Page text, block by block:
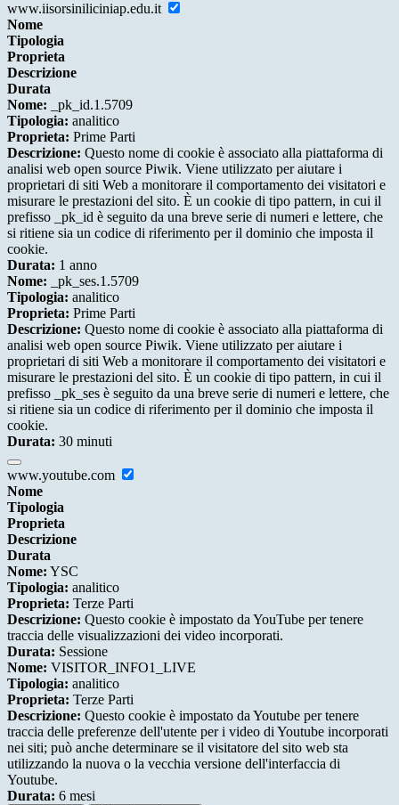
www.iisorsiniliciniap.edu.it
Nome
Tipologia
Proprieta
Descrizione
Durata
Nome: _pk_id.1.5709
Tipologia: analitico
Proprieta: Prime Parti
Descrizione: Questo nome di cookie è associato alla piattaforma di
analisi web open source Piwik. Viene utilizzato per aiutare i
proprietari di siti Web a monitorare il comportamento dei visitatori e
misurare le prestazioni del sito. È un cookie di tipo pattern, in cui il
prefisso _pk_id è seguito da una breve serie di numeri e lettere, che
si ritiene sia un codice di riferimento per il dominio che imposta il
cookie.
Durata: 1 anno
Nome: _pk_ses.1.5709
Tipologia: analitico
Proprieta: Prime Parti
Descrizione: Questo nome di cookie è associato alla piattaforma di
analisi web open source Piwik. Viene utilizzato per aiutare i
proprietari di siti Web a monitorare il comportamento dei visitatori e
misurare le prestazioni del sito. È un cookie di tipo pattern, in cui il
prefisso _pk_ses è seguito da una breve serie di numeri e lettere, che
si ritiene sia un codice di riferimento per il dominio che imposta il
cookie.
Durata: 30 minuti
www.youtube.com
Nome
Tipologia
Proprieta
Descrizione
Durata
Nome: YSC
Tipologia: analitico
Proprieta: Terze Parti
Descrizione: Questo cookie è impostato da YouTube per tenere
traccia delle visualizzazioni dei video incorporati.
Durata: Sessione
Nome: VISITOR_INFO1_LIVE
Tipologia: analitico
Proprieta: Terze Parti
Descrizione: Questo cookie è impostato da Youtube per tenere
traccia delle preferenze dell'utente per i video di Youtube incorporati
nei siti; può anche determinare se il visitatore del sito web sta
utilizzando la nuova o la vecchia versione dell'interfaccia di
Youtube.
Durata: 6 mesi